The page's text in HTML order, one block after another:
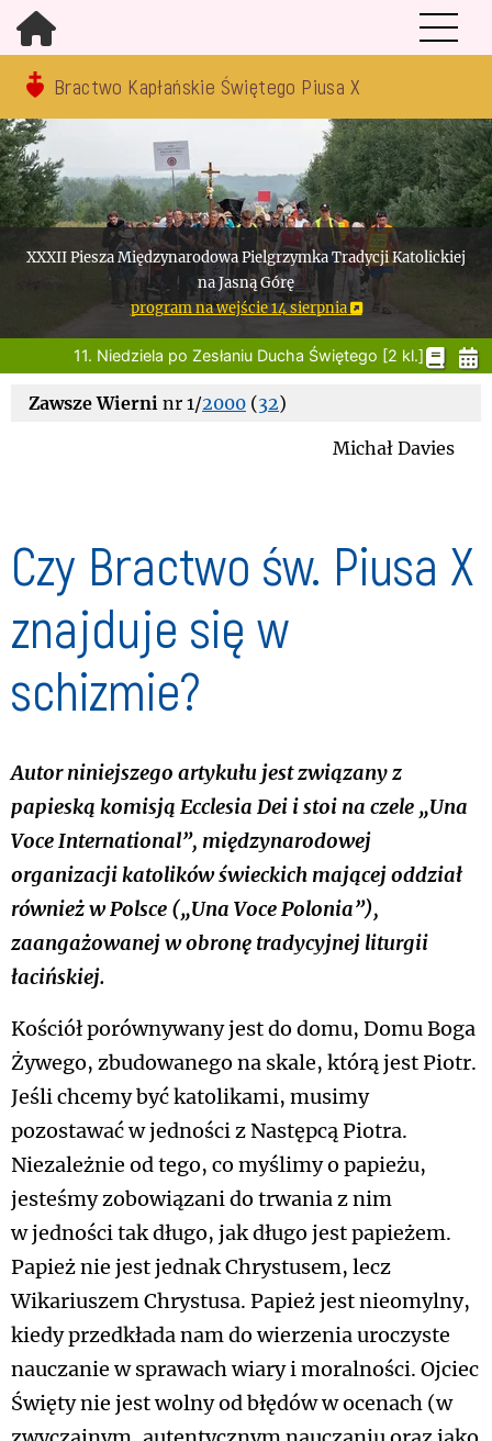
Bractwo Kapłańskie Świętego Piusa X
XXXII Piesza Międzynarodowa Pielgrzymka Tradycji Katolickiej
na Jasną Górę
program na wejście 14 sierpnia
11. Niedziela po Zesłaniu Ducha Świętego [2 kl.]
Zawsze Wierni nr 1/2000 (32)
Michał Davies
Czy Bractwo św. Piusa X
znajduje się w
schizmie?
Autor niniejszego artykułu jest związany z
papieską komisją Ecclesia Dei i stoi na czele „Una
Voce International”, międzynarodowej
organizacji katolików świeckich mającej oddział
również w Polsce („Una Voce Polonia”),
zaangażowanej w obronę tradycyjnej liturgii
łacińskiej.
Kościół porównywany jest do domu, Domu Boga
Żywego, zbudowanego na skale, którą jest Piotr.
Jeśli chcemy być katolikami, musimy
pozostawać w jedności z Następcą Piotra.
Niezależnie od tego, co myślimy o papieżu,
jesteśmy zobowiązani do trwania z nim
w jedności tak długo, jak długo jest papieżem.
Papież nie jest jednak Chrystusem, lecz
Wikariuszem Chrystusa. Papież jest nieomylny,
kiedy przedkłada nam do wierzenia uroczyste
nauczanie w sprawach wiary i moralności. Ojciec
Święty nie jest wolny od błędów w ocenach (w